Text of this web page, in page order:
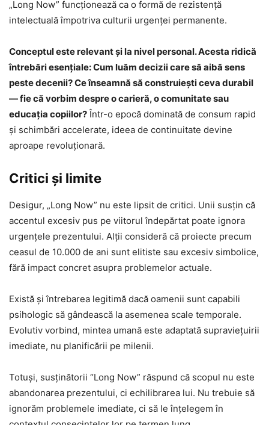
„Long Now” funcționează ca o formă de rezistență
intelectuală împotriva culturii urgenței permanente.
Conceptul este relevant și la nivel personal. Acesta ridică
întrebări esențiale: Cum luăm decizii care să aibă sens
peste decenii? Ce înseamnă să construiești ceva durabil
— fie că vorbim despre o carieră, o comunitate sau
educația copiilor? Într-o epocă dominată de consum rapid
și schimbări accelerate, ideea de continuitate devine
aproape revoluționară.
Critici și limite
Desigur, „Long Now” nu este lipsit de critici. Unii susțin că
accentul excesiv pus pe viitorul îndepărtat poate ignora
urgențele prezentului. Alții consideră că proiecte precum
ceasul de 10.000 de ani sunt elitiste sau excesiv simbolice,
fără impact concret asupra problemelor actuale.
Există și întrebarea legitimă dacă oamenii sunt capabili
psihologic să gândească la asemenea scale temporale.
Evolutiv vorbind, mintea umană este adaptată supraviețuirii
imediate, nu planificării pe milenii.
Totuși, susținătorii “Long Now” răspund că scopul nu este
abandonarea prezentului, ci echilibrarea lui. Nu trebuie să
ignorăm problemele imediate, ci să le înțelegem în